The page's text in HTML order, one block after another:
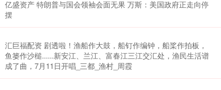
亿盛资产 特朗普与国会领袖会面无果 万斯：美国政府正走向停
摆
汇巨福配资 剧透啦！渔船作大鼓，船钉作编钟，船桨作拍板，
鱼篓作沙槌......新安江、兰江、富春江三江交汇处，渔民生活谱
成了曲，7月11日开唱_三都_渔村_周霞